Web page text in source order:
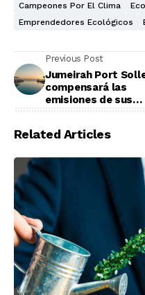
Campeones Por El Clima
Emprendedores Ecológicos
Previous Post
Jumeirah Port
compensará las
emisiones de sus
Related Articles